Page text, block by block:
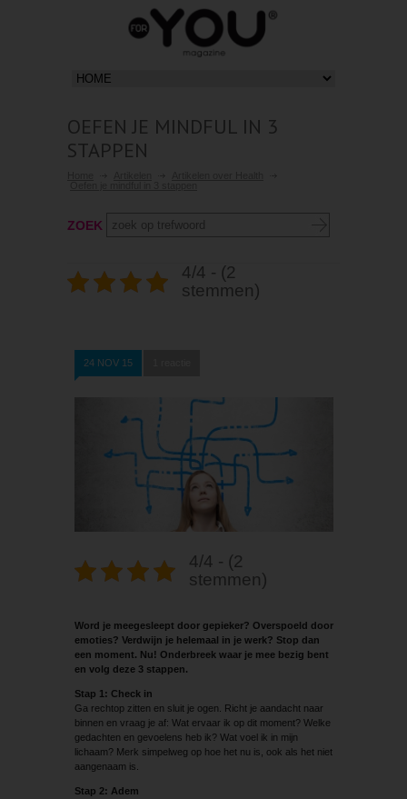
OEFEN JE MINDFUL IN 3
STAPPEN
ZOEK
4/4 - (2
stemmen)
24 NOV 15
4/4 - (2
stemmen)
Word je meegesleept door gepieker? Overspoeld door
emoties? Verdwijn je ­helemaal in je werk? Stop dan
een ­moment. Nu! Onderbreek waar je mee bezig bent
en volg deze 3 stappen.
Stap 1: Check in
Ga rechtop zitten en sluit je ogen. Richt je aandacht naar
binnen en vraag je af: Wat ervaar ik op dit moment? Welke
gedachten en gevoelens heb ik? Wat voel ik in mijn
lichaam? Merk simpelweg op hoe het nu is, ook als het niet
aangenaam is.
Stap 2: Adem